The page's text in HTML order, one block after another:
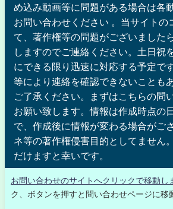
め込み動画等に問題がある場合は各
お問い合わせください 。当サイトの
て、著作権等の問題がございました
しますのでご連絡ください。土日祝
にできる限り迅速に対応する予定で
等により連絡を確認できないことも
ご了承ください。まずはこちらの問
お願い致します。情報は作成時点の
で、作成後に情報が変わる場合がご
ネ等の著作権侵害目的としてません
だけますと幸いです。
お問い合わせのサイトへクリックで移動し
ク、ボタンを押すと問い合わせページに移